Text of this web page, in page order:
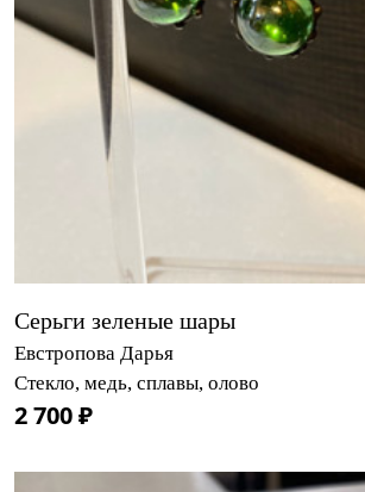
Серьги зеленые шары
Евстропова Дарья
Стекло, медь, сплавы, олово
2 700 ₽